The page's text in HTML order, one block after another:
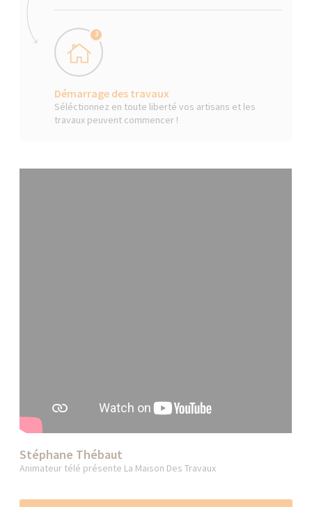
3
Démarrage des travaux
Séléctionnez en toute liberté vos artisans et les
travaux peuvent commencer !
Stéphane Thébaut
Animateur télé présente La Maison Des Travaux